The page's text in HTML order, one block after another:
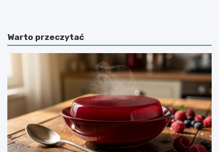
Warto przeczytać